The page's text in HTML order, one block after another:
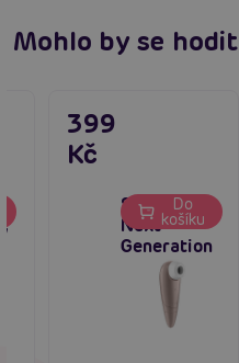
Mohlo by se hodit
Satisfyer 1
Next
Generation
399
Kč
Do
košíku